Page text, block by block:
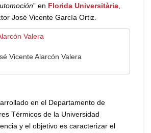
” en Florida Universitària
José Vicente García Ortiz.
Vicente Alarcón Valera
en el Departamento de
Térmicos de la Universidad
y el objetivo es caracterizar el